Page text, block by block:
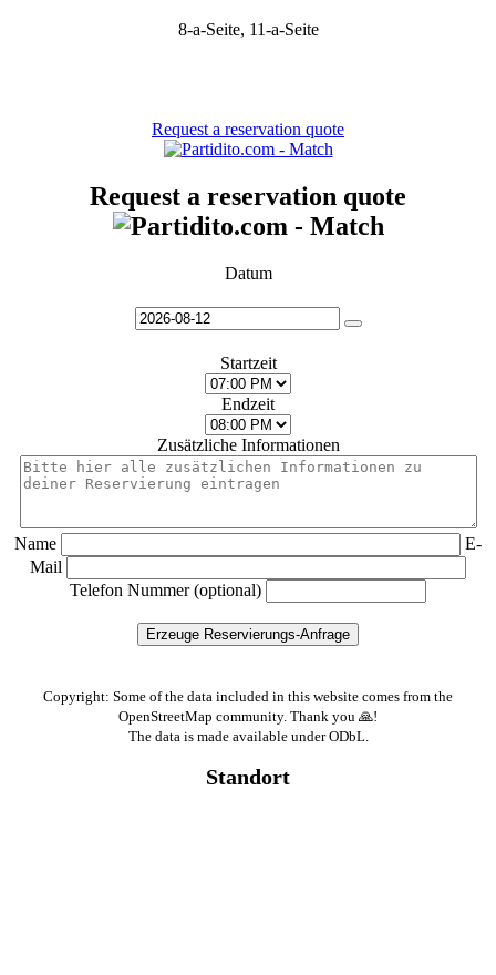
8-a-Seite, 11-a-Seite
Request a reservation quote
Request a reservation quote
Datum
Startzeit
Endzeit
Zusätzliche Informationen
Name
E-
Mail
Telefon Nummer (optional)
Copyright: Some of the data included in this website comes from the
OpenStreetMap community. Thank you 🙏!
The data is made available under ODbL.
Standort